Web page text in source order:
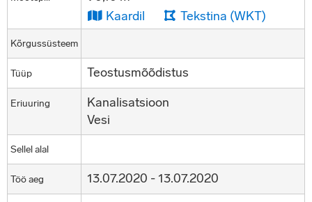
Kaardil
Tekstina (WKT)
Kõrgussüsteem
Tüüp Teostusmõõdistus
Eriuuring
Kanalisatsioon
Vesi
Sellel alal
Töö aeg 13.07.2020 - 13.07.2020